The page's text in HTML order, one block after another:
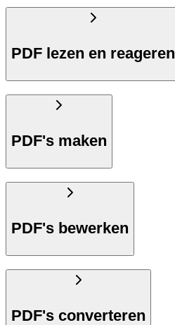
PDF lezen en reageren
PDF's maken
PDF's bewerken
PDF's converteren